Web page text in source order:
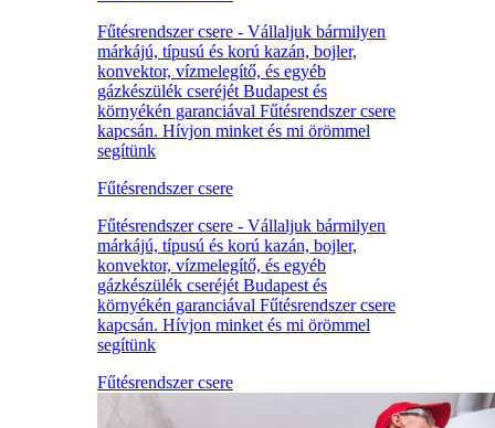
Fűtésrendszer csere - Vállaljuk bármilyen
márkájú, típusú és korú kazán, bojler,
konvektor, vízmelegítő, és egyéb
gázkészülék cseréjét Budapest és
környékén garanciával Fűtésrendszer csere
kapcsán. Hívjon minket és mi örömmel
segítünk
Fűtésrendszer csere
Fűtésrendszer csere - Vállaljuk bármilyen
márkájú, típusú és korú kazán, bojler,
konvektor, vízmelegítő, és egyéb
gázkészülék cseréjét Budapest és
környékén garanciával Fűtésrendszer csere
kapcsán. Hívjon minket és mi örömmel
segítünk
Fűtésrendszer csere